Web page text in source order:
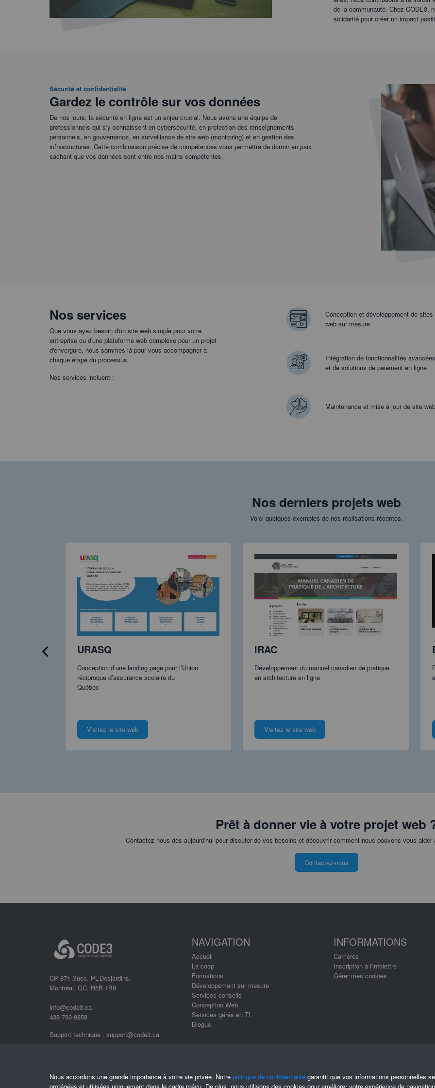
de la communauté. Chez CODE3,
solidarité pour créer un impact
Sécurité et confidentialité
Gardez le contrôle sur vos données
De nos jours, la sécurité en ligne est un enjeu crucial. Nous avons une équipe de
professionnels qui s’y connaissent en cybersécurité, en protection des renseignements
personnels, en gouvernance, en surveillance de site web (monitoring) et en gestion des
infrastructures. Cette combinaison précise de compétences vous permettra de dormir en paix
sachant que vos données sont entre nos mains compétentes.
Nos services
Que vous ayez besoin d'un site web simple pour votre
entreprise ou d'une plateforme web complexe pour un projet
d'envergure, nous sommes là pour vous accompagner à
chaque étape du processus.
Nos services incluent :
Conception et développement de sites
web sur mesure
Intégration de fonctionnalités avancées
et de solutions de paiement en ligne
Maintenance et mise à jour de site web
Nos derniers projets web
Voici quelques exemples de nos réalisations récentes.
URASQ
Conception d’une landing page pour l’Union
réciproque d’assurance scolaire du
Québec
Visitez le site web
IRAC
Développement du manuel canadien de pratique
en architecture en ligne
Visitez le site web
Prêt à donner vie à votre projet web
Contactez-nous dès aujourd'hui pour discuter de vos besoins et découvrir comment nous pouvons vous
Contactez-nous
Nous accordons une grande importance à votre vie privée. Notre politique de confidentialité garantit que vos informations personnelles
CP 871 Succ. PL-Desjardins,
Montréal, QC, H5B 1B9
info@code3.ca
438 793-8858
Support technique : support@code3.ca
NAVIGATION
Accueil
La coop
Formations
Développement sur mesure
Services-conseils
Conception Web
Services gérés en TI
Blogue
INFORMATIONS
Carrières
Inscription à l'infolettre
Gérer mes cookies